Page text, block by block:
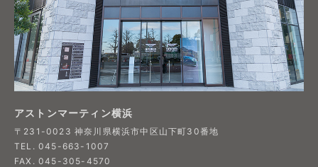
アストンマーティン横浜
〒231-0023 神奈川県横浜市中区山下町30番地
TEL. 045-663-1007
FAX. 045-305-4570